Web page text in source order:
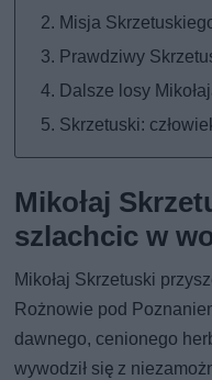
Misja
Prawdziwy
Dalsze losy
Skrzetuski:
Mikołaj
szlachcic w
Mikołaj Skrzetuski
Rożnowie pod
dawnego, cenionego
wywodził się z